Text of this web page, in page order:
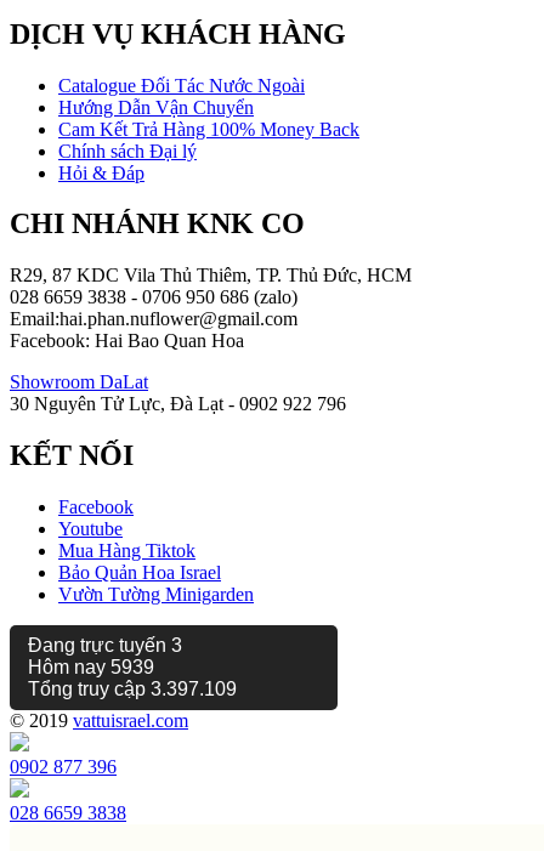
DỊCH VỤ KHÁCH HÀNG
Catalogue Đối Tác Nước Ngoài
Hướng Dẫn Vận Chuyển
Cam Kết Trả Hàng 100% Money Back
Chính sách Đại lý
Hỏi & Đáp
CHI NHÁNH KNK CO
R29, 87 KDC Vila Thủ Thiêm, TP. Thủ Đức, HCM
028 6659 3838 - 0706 950 686 (zalo)
Email:hai.phan.nuflower@gmail.com
Facebook: Hai Bao Quan Hoa
Showroom DaLat
30 Nguyên Tử Lực, Đà Lạt - 0902 922 796
KẾT NỐI
Facebook
Youtube
Mua Hàng Tiktok
Bảo Quản Hoa Israel
Vườn Tường Minigarden
Đang trực tuyến 3
Hôm nay 5939
Tổng truy cập 3.397.109
© 2019 vattuisrael.com
0902 877 396
028 6659 3838